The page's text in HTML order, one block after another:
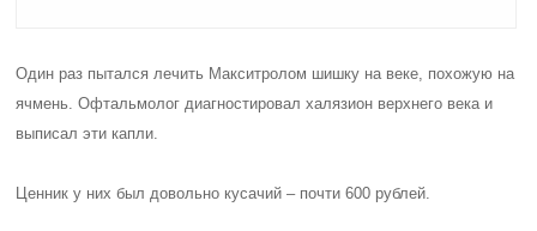
Один раз пытался лечить Макситролом шишку на веке, похожую на
ячмень. Офтальмолог диагностировал халязион верхнего века и
выписал эти капли.
Ценник у них был довольно кусачий – почти 600 рублей.